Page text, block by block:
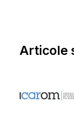
Articole